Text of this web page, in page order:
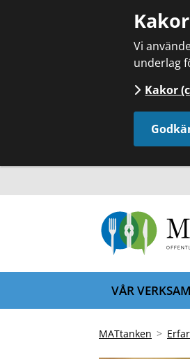
Vi
underlag
Kakor
VÅR
MATtanken